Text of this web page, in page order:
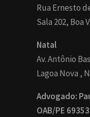
Rua Ernesto
Sala 202, Boa
Natal
Av. Antônio
Lagoa Nova ,
Advogado:
OAB/PE